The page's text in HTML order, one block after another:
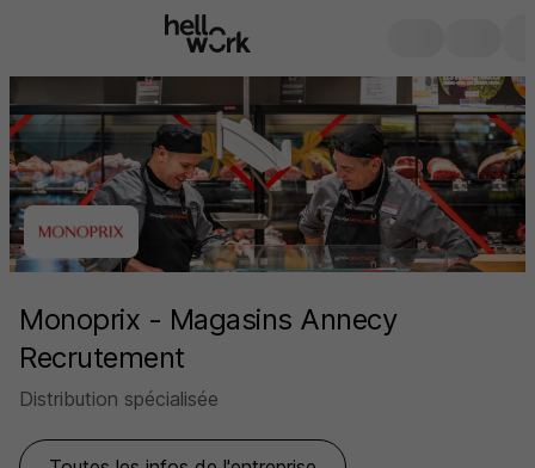
Monoprix - Magasins Annecy
Recrutement
Distribution spécialisée